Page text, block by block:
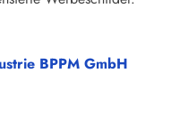
BPPM GmbH